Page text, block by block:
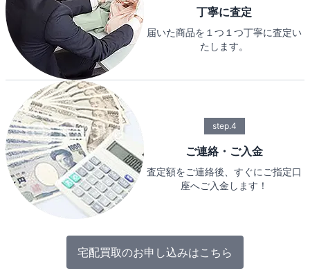
丁寧に査定
届いた商品を１つ１つ丁寧に査定い
たします。
step.4
ご連絡・ご入金
査定額をご連絡後、すぐにご指定口
座へご入金します！
宅配買取のお申し込みはこちら